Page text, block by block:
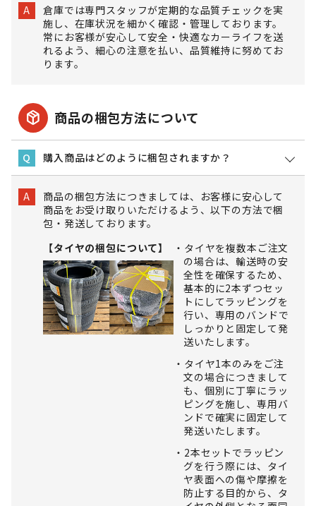
A
倉庫では専門スタッフが定期的な品質チェックを実
施し、在庫状況を細かく確認・管理しております。
常にお客様が安心して安全・快適なカーライフを送
れるよう、細心の注意を払い、品質維持に努めてお
ります。
package_2 商品の梱包方法について
Q 購入商品はどのように梱包されますか？
A
商品の梱包方法につきましては、お客様に安心して
商品をお受け取りいただけるよう、以下の方法で梱
包・発送しております。
【タイヤの梱包について】
タイヤを複数本ご注文
の場合は、輸送時の安
全性を確保するため、
基本的に2本ずつセッ
トにしてラッピングを
行い、専用のバンドで
しっかりと固定して発
送いたします。
タイヤ1本のみをご注
文の場合につきまして
も、個別に丁寧にラッ
ピングを施し、専用バ
ンドで確実に固定して
発送いたします。
2本セットでラッピン
グを行う際には、タイ
ヤ表面への傷や摩擦を
防止する目的から、タ